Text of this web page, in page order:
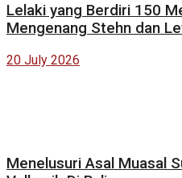
Lelaki yang Berdiri 150
Mengenang Stehn dan
20 July 2026
Menelusuri Asal Muasal